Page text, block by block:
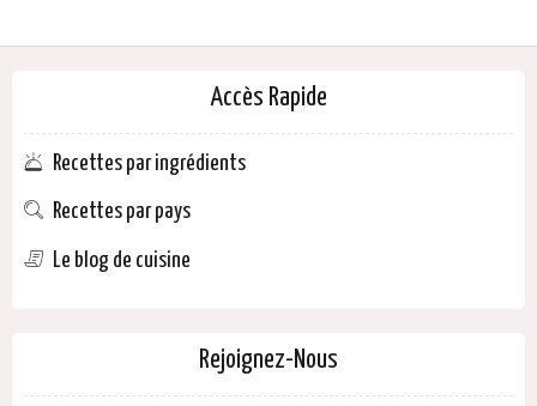
Accès Rapide
Recettes par ingrédients
Recettes par pays
Le blog de cuisine
Rejoignez-Nous